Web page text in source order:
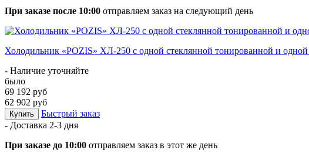
При заказе после 10:00 отправляем заказ на следующий день
Холодильник «POZIS» ХЛ-250 с одной стеклянной тонированной и одной
- Наличие уточняйте
было
69 192 руб
62 902 руб
Купить
Быстрый заказ
- Доставка 2-3 дня
При заказе до 10:00 отправляем заказ в этот же день